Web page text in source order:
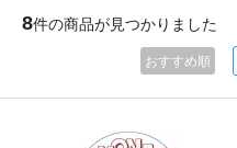
8件の商品が見つかりました
おすすめ順